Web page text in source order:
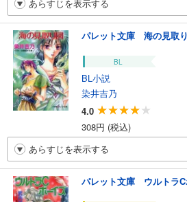
あらすじを表示する
パレット文庫 海の見取
BL
BL小説
染井吉乃
4.0
308円 (税込)
あらすじを表示する
パレット文庫 ウルトラC